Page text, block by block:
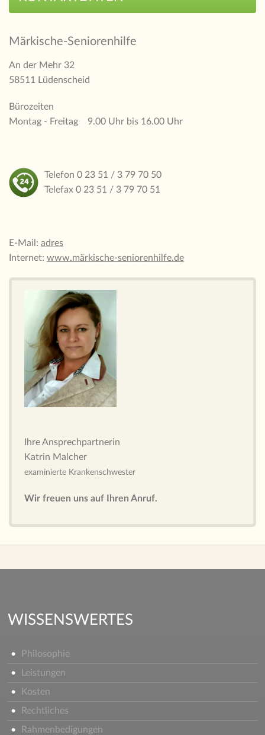
Märkische-Seniorenhilfe
An der Mehr 32
58511 Lüdenscheid
Bürozeiten
Montag - Freitag 9.00 Uhr bis 16.00 Uhr
Telefon 0 23 51 / 3 79 70 50
Telefax 0 23 51 / 3 79 70 51
E-Mail: adres
Internet: www.märkische-seniorenhilfe.de
Ihre Ansprechpartnerin
Katrin Malcher
examinierte Krankenschwester
Wir freuen uns auf Ihren Anruf.
WISSENSWERTES
Philosophie
Leistungen
Kosten
Rechtliches
Rahmenbedigungen